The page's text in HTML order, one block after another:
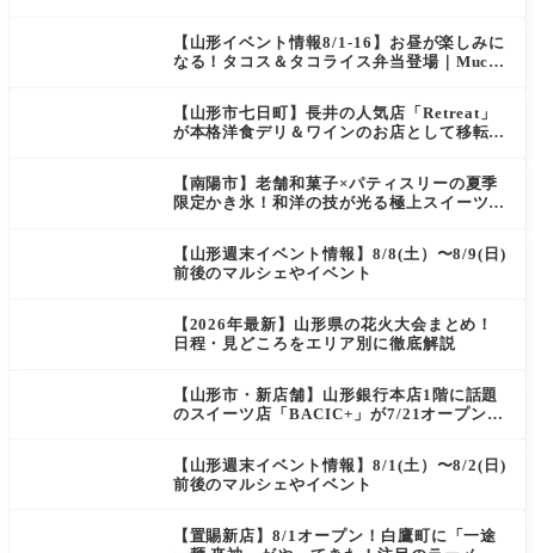
【山形イベント情報8/1-16】お昼が楽しみに
なる！タコス＆タコライス弁当登場｜Mucha
【山形市七日町】長井の人気店「Retreat」
が本格洋食デリ＆ワインのお店として移転オ
【南陽市】老舗和菓子×パティスリーの夏季
限定かき氷！和洋の技が光る極上スイーツ｜
【山形週末イベント情報】8/8(土）〜8/9(日)
前後のマルシェやイベント
【2026年最新】山形県の花火大会まとめ！
日程・見どころをエリア別に徹底解説
【山形市・新店舗】山形銀行本店1階に話題
のスイーツ店「BACIC+」が7/21オープン！
【山形週末イベント情報】8/1(土）〜8/2(日)
前後のマルシェやイベント
【置賜新店】8/1オープン！白鷹町に「一途